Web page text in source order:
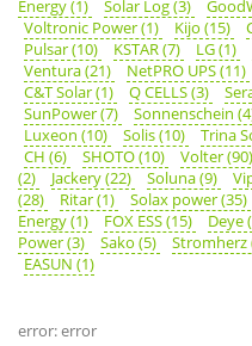
Energy (1)
Solar Log (3)
Voltronic Power (1)
Kijo (15)
Pulsar (10)
KSTAR (7) LG (1)
Ventura (21)
NetPRO UPS (11)
C&T Solar (1)
Q CELLS (3)
SunPower (7)
Sonnenschein
Luxeon (10)
Solis (10) Trina
CH (6)
SHOTO (10) Volter (90)
(2)
Jackery (22) Soluna (9)
(28)
Ritar (1) Solax power (35)
Energy (1)
FOX ESS (15) Deye
Power (3)
Sako (5) Stromherz
EASUN (1)
error: error